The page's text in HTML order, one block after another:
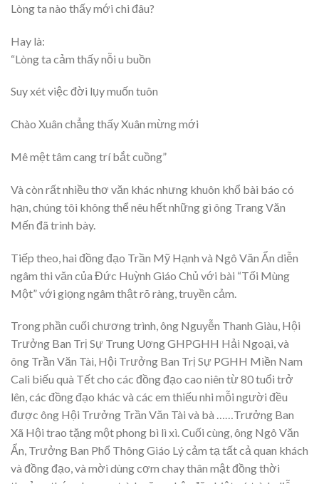
Lòng ta nào thấy mới chi đâu?
Hay là:
“Lòng ta cảm thấy nỗi u buồn
Suy xét việc đời lụy muốn tuôn
Chào Xuân chẳng thấy Xuân mừng mới
Mê mệt tâm cang trí bắt cuồng”
Và còn rất nhiều thơ văn khác nhưng khuôn khổ bài báo có
hạn, chúng tôi không thể nêu hết những gì ông Trang Văn
Mến đã trình bày.
Tiếp theo, hai đồng đạo Trần Mỹ Hạnh và Ngô Văn Ẩn diễn
ngâm thi văn của Đức Huỳnh Giáo Chủ với bài “Tối Mùng
Một” với giọng ngâm thật rõ ràng, truyền cảm.
Trong phần cuối chương trình, ông Nguyễn Thanh Giàu, Hội
Trưởng Ban Trị Sự Trung Uơng GHPGHH Hải Ngoại, và
ông Trần Văn Tài, Hội Trưởng Ban Trị Sự PGHH Miền Nam
Cali biếu quà Tết cho các đồng đạo cao niên từ 80 tuổi trở
lên, các đồng đạo khác và các em thiếu nhi mỗi người đều
được ông Hội Trưởng Trần Văn Tài và bà ……Trưởng Ban
Xã Hội trao tặng một phong bì lì xì. Cuối cùng, ông Ngô Văn
Ẩn, Trưởng Ban Phổ Thông Giáo Lý cảm tạ tất cả quan khách
và đồng đạo, và mời dùng cơm chay thân mật đồng thời